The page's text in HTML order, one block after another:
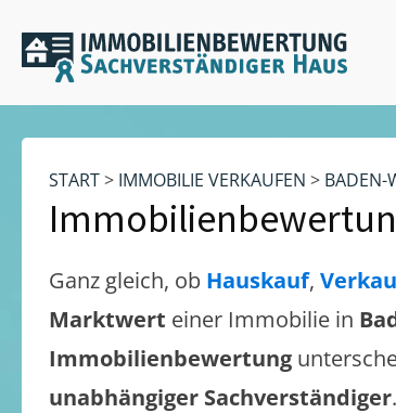
START> IMMOBILIE VERKAUFEN > BADEN-
Ganz gleich, ob Hauskauf,
Marktwert einer Immobilie in
Immobilienbewertung
unabhängiger Sachverständiger